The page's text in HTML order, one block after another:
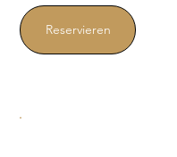
Reservieren